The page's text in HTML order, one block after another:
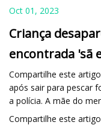
Oct 01, 2023
Criança
encontrada 'sã
Compartilhe este
após sair para pescar
a polícia. A mãe do
Compartilhe este artigo